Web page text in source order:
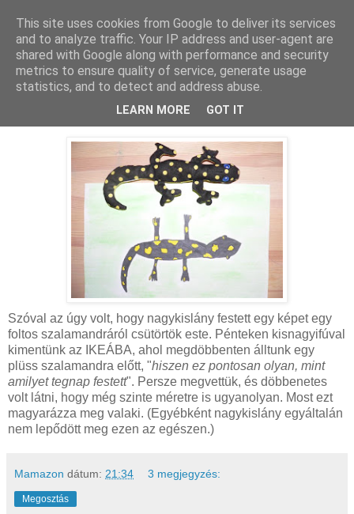
MAMAZON
2010. január 30., szombat
Foltos szalamadra
Szóval az úgy volt, hogy nagykislány festett egy képet egy
foltos szalamandráról csütörtök este. Pénteken kisnagyifúval
kimentünk az IKEÁBA, ahol megdöbbenten álltunk egy
plüss szalamandra előtt, "hiszen ez pontosan olyan, mint
amilyet tegnap festett". Persze megvettük, és döbbenetes
volt látni, hogy még szinte méretre is ugyanolyan. Most ezt
magyarázza meg valaki. (Egyébként nagykislány egyáltalán
nem lepődött meg ezen az egészen.)
Mamazon dátum: 21:34 3 megjegyzés:
Megosztás
This site uses cookies from Google to deliver its services
and to analyze traffic. Your IP address and user-agent are
shared with Google along with performance and security
metrics to ensure quality of service, generate usage
statistics, and to detect and address abuse.
LEARN MORE GOT IT